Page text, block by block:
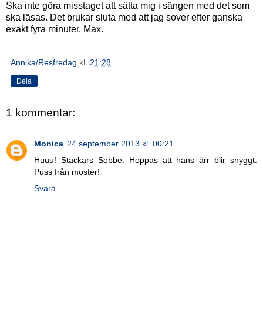
Ska inte göra misstaget att sätta mig i sängen med det som
ska läsas. Det brukar sluta med att jag sover efter ganska
exakt fyra minuter. Max.
Annika/Resfredag kl. 21:28
Dela
1 kommentar:
Monica 24 september 2013 kl. 00:21
Huuu! Stackars Sebbe. Hoppas att hans ärr blir snyggt.
Puss från moster!
Svara